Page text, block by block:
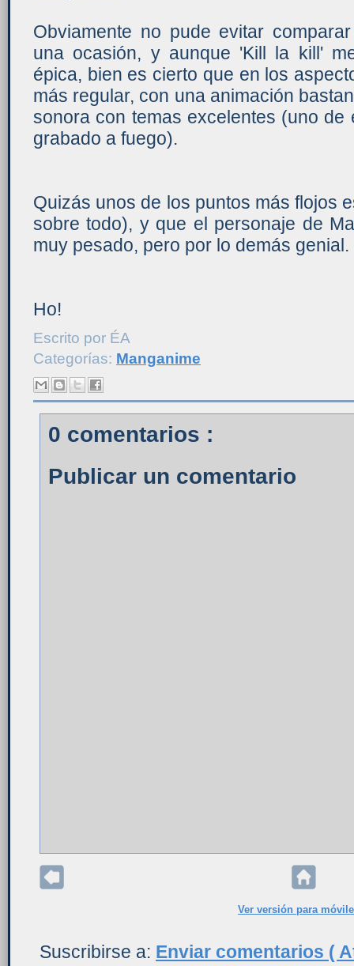
Obviamente no pude evitar
una ocasión, y aunque 'Kill la kill'
épica, bien es cierto que en los
más regular, con una animación
sonora con temas excelentes (uno
grabado a fuego).
Quizás unos de los puntos más flojos
sobre todo), y que el personaje de
muy pesado, pero por lo demás genial.
Ho!
Escrito por ÉA
Categorías: Manganime
0 comentarios :
Publicar un comentario
Ver versión para
Suscribirse a: Enviar comentarios (